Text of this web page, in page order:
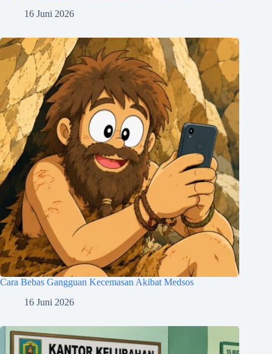
16 Juni 2026
Cara Bebas Gangguan Kecemasan Akibat Medsos
16 Juni 2026